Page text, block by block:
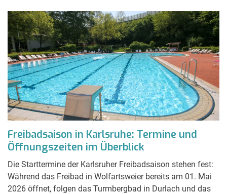
Freibadsaison in Karlsruhe: Termine und
Öffnungszeiten im Überblick
Die Starttermine der Karlsruher Freibadsaison stehen fest:
Während das Freibad in Wolfartsweier bereits am 01. Mai
2026 öffnet, folgen das Turmbergbad in Durlach und das